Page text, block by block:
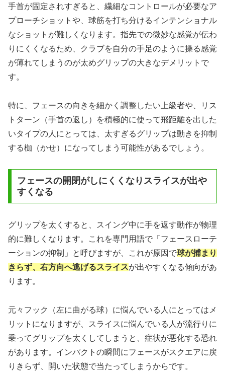
手首が固定されすぎると、繊細なコントロールが必要なア
プローチショットや、球筋を打ち分けるインテンショナル
なショットが難しくなります。指先での微妙な感覚が伝わ
りにくくなるため、クラブを自分の手足のように操る感覚
が薄れてしまうのが太めグリップの大きなデメリットで
す。
特に、フェースの向きを細かく調整したい上級者や、リス
トターン（手首の返し）を積極的に使って飛距離を出した
いタイプの人にとっては、太すぎるグリップは動きを抑制
する枷（かせ）になってしまう可能性があるでしょう。
フェースの開閉がしにくくなりスライスが出や
すくなる
グリップを太くすると、スイング中に手を返す動作が物理
的に難しくなります。これを専門用語で「フェースローテ
ーションの抑制」と呼びますが、これが原因で球が捕まり
きらず、右方向へ逃げるスライスが出やすくなる傾向があ
ります。
元々フック（左に曲がる球）に悩んでいる人にとってはメ
リットになりますが、スライスに悩んでいる人が流行りに
乗ってグリップを太くしてしまうと、症状が悪化する恐れ
があります。インパクトの瞬間にフェースがスクエアに戻
りきらず、開いた状態で当たってしまうからです。